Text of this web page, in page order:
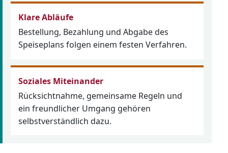
Klare Abläufe
Bestellung, Bezahlung und Abgabe des
Speiseplans folgen einem festen Verfahren.
Soziales Miteinander
Rücksichtnahme, gemeinsame Regeln und
ein freundlicher Umgang gehören
selbstverständlich dazu.